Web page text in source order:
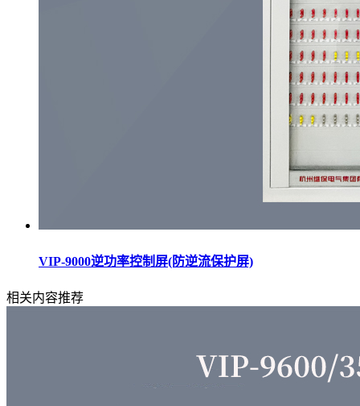
VIP-9000逆功率控制屏(防逆流保护屏)
相关内容推荐